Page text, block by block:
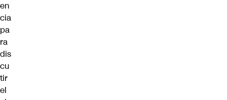
en
cia
pa
ra
dis
cu
tir
el